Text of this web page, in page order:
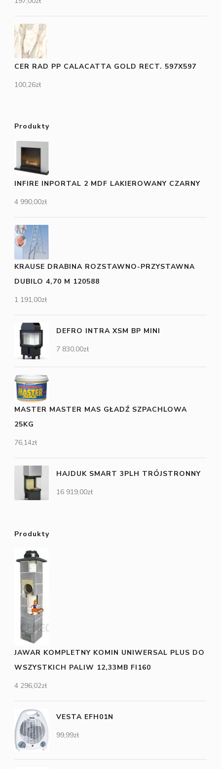
CER RAD PP CALACATTA GOLD RECT. 597X597
100,26zł
Produkty
INFIRE INPORTAL 2 MDF LAKIEROWANY CZARNY
4 990,00zł
KRAUSE DRABINA ROZSTAWNO-PRZYSTAWNA
DUBILO 4,70 M 120588
1 191,00zł
DEFRO INTRA XSM BP MINI
7 830,00zł
MASTER MASTER MAS GŁADŹ SZPACHLOWA
25KG
76,14zł
HAJDUK SMART 3PLH TRÓJSTRONNY
16 919,00zł
Produkty
JAWAR KOMPLETNY KOMIN UNIWERSAL PLUS DO
WSZYSTKICH PALIW 12,33MB FI160
4 296,02zł
VESTA EFH01N
99,99zł